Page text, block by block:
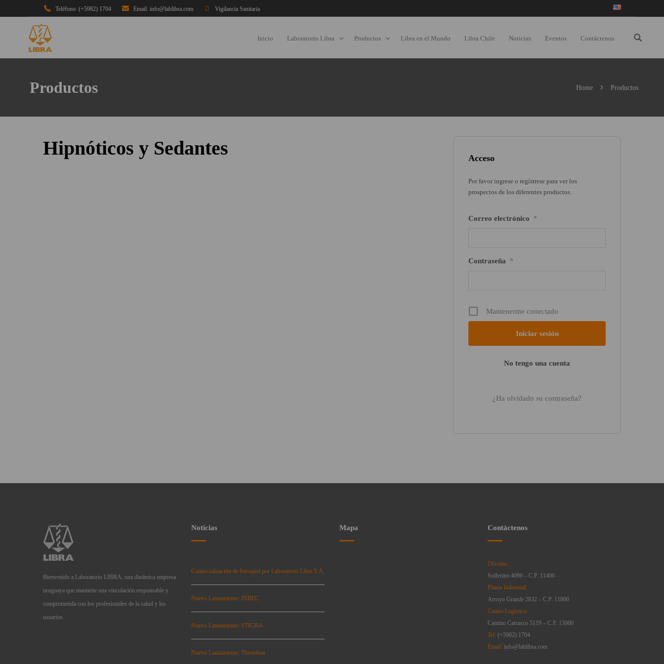
Teléfono: (+5982) 1704 Email: info@lablibra.com Vigilancia Sanitaria
Inicio Laboratorio Libra Productos Libra en el Mundo Libra Chile Noticias Eventos Contáctenos
Productos Home Productos
Acceso
Por favor ingrese o regístrese para ver los
prospectos de los diferentes productos.
Correo electrónico *
Contraseña *
Mantenerme conectado
No tengo una cuenta
¿Ha olvidado su contraseña?
Hipnóticos y Sedantes
Bienvenido a Laboratorio LIBRA, una dinámica empresa
uruguaya que mantiene una vinculación responsable y
comprometida con los profesionales de la salud y los
usuarios.
Noticias
Comercialización de Seroquel por Laboratorio Libra S.A.
Nuevo Lanzamiento: INBEC
Nuevo Lanzamiento: STIGRA
Nuevo Lanzamiento: Thromban
Mapa Contáctenos
Oficinas:
Solferino 4096 – C.P. 11400
Planta Industrial:
Arroyo Grande 2832 – C.P. 11800
Centro Logístico:
Camino Carrasco 5119 – C.P. 13000
Tel: (+5982) 1704
Email: info@lablibra.com